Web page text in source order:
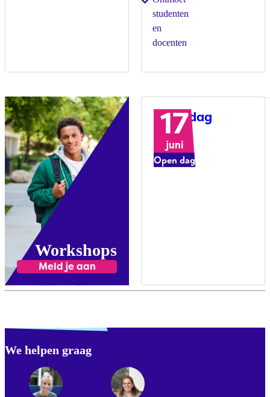
studenten
en
docenten
Workshops
Meld je aan
Open dag
17
juni
Open dag
We helpen graag
Footer